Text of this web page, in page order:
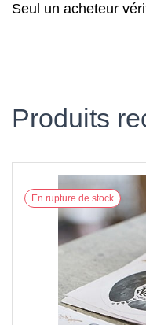
Seul un acheteur
Produits
En rupture de stock